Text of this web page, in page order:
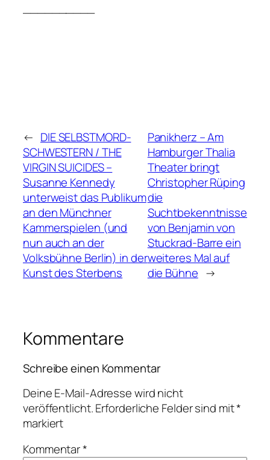
__________
← DIE SELBSTMORD-
SCHWESTERN / THE
VIRGIN SUICIDES –
Susanne Kennedy
unterweist das Publikum
an den Münchner
Kammerspielen (und
nun auch an der
Volksbühne Berlin) in der
Kunst des Sterbens
Panikherz – Am
Hamburger Thalia
Theater bringt
Christopher Rüping
die
Suchtbekenntnisse
von Benjamin von
Stuckrad-Barre ein
weiteres Mal auf
die Bühne →
Kommentare
Schreibe einen Kommentar
Deine E-Mail-Adresse wird nicht
veröffentlicht.Erforderliche Felder sind mit*
markiert
Kommentar*